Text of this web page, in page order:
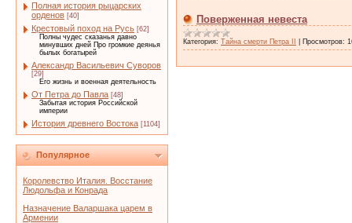
Полная история рыцарских
орденов [40]
Крестовый поход на Русь [62]
Полны чудес сказанья давно
минувших дней Про громкие деянья
былых богатырей
Александр Васильевич Суворов
[29]
Его жизнь и военная деятельность
От Петра до Павла [48]
Забытая история Российской
империи
История древнего Востока [1104]
Популярное
Королевство Италия. Восстание
Людольфа и Конрада
Назначение Валаршака царем в
Армении
Поверженная невеста
Категория: Тайна смерти Петра II Просмотров: